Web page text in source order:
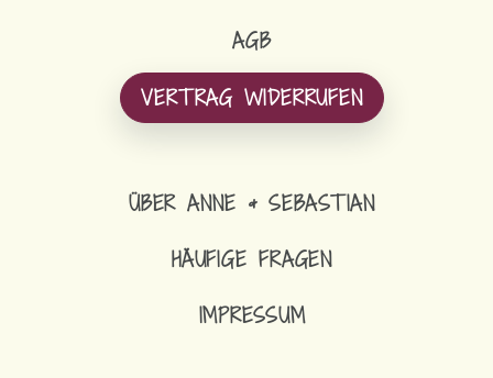
AGB
VERTRAG WIDERRUFEN
ÜBER ANNE & SEBASTIAN
HÄUFIGE FRAGEN
IMPRESSUM